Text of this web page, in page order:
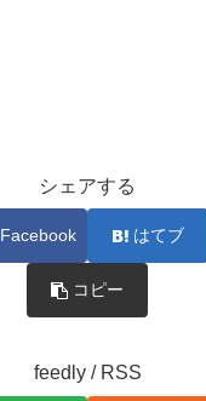
シェアする
Facebook はてブ
コピー
feedly / RSS